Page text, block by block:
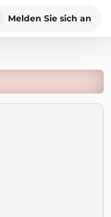
Melden Sie sich an